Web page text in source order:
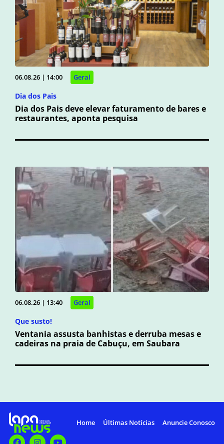
06.08.26 | 14:00 Geral
Dia dos Pais
Dia dos Pais deve elevar faturamento de bares e
restaurantes, aponta pesquisa
06.08.26 | 13:40 Geral
Que susto!
Ventania assusta banhistas e derruba mesas e
cadeiras na praia de Cabuçu, em Saubara
Home Últimas Notícias Anuncie Conosco